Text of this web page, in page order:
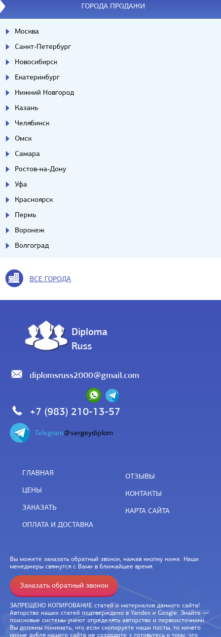
ГОРОДА ПРОДАЖИ
Москва
Санкт-Петербург
Новосибирск
Екатеринбург
Нижний Новгород
Казань
Челябинск
Омск
Самара
Ростов-на-Дону
Уфа
Красноярск
Пермь
Воронеж
Волгоград
ВСЕ ГОРОДА
Diploma
Russ
diplomsruss2000@gmail.com
+7 (983) 210-13-57
Telegram@sergeydiplom
ГЛАВНАЯ
ЦЕНЫ
ЗАКАЗАТЬ
ОПЛАТА И ДОСТАВКА
ОТЗЫВЫ
КОНТАКТЫ
КАРТА САЙТА
Вы можете заказать обратный звонок, нажав кнопку ниже. Наши
менеджеры свяжутся с Вами в ближайшее время.
Заказать обратный звонок
ЗАПРЕЩЕНО КОПИРОВАНИЕ статей и материалов данного сайта!
Авторство наших статей подтверждено в Yandex и Google. Знайте —
поисковые системы умеют определять авторство и первоисточники.
Вы должны понимать, что если скопируете наши посты, то ничего
кроме дубля нашего сайта не создадите + готовьтесь к тому, что